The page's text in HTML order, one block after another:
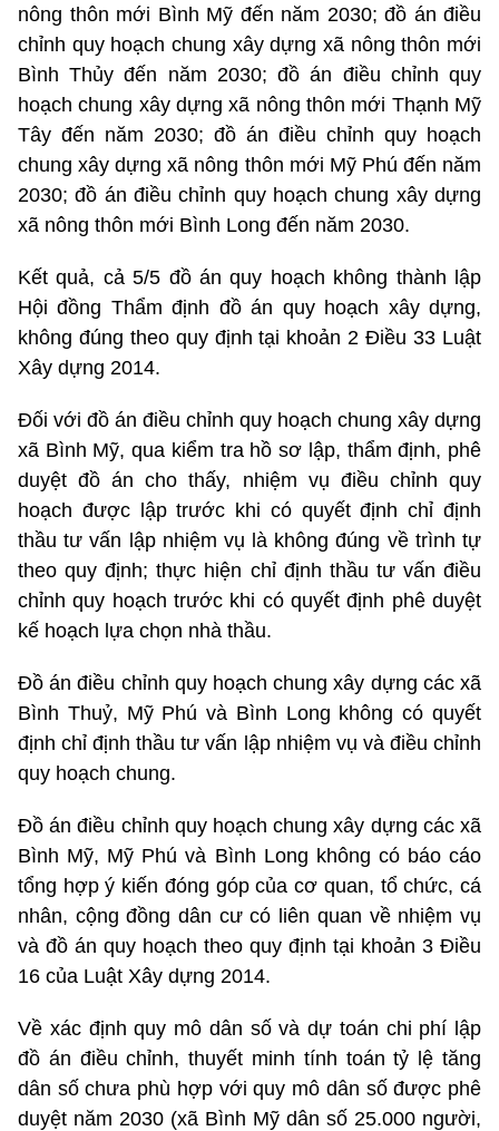
nông thôn mới Bình Mỹ đến năm 2030; đồ án điều
chỉnh quy hoạch chung xây dựng xã nông thôn mới
Bình Thủy đến năm 2030; đồ án điều chỉnh quy
hoạch chung xây dựng xã nông thôn mới Thạnh Mỹ
Tây đến năm 2030; đồ án điều chỉnh quy hoạch
chung xây dựng xã nông thôn mới Mỹ Phú đến năm
2030; đồ án điều chỉnh quy hoạch chung xây dựng
xã nông thôn mới Bình Long đến năm 2030.
Kết quả, cả 5/5 đồ án quy hoạch không thành lập
Hội đồng Thẩm định đồ án quy hoạch xây dựng,
không đúng theo quy định tại khoản 2 Điều 33 Luật
Xây dựng 2014.
Đối với đồ án điều chỉnh quy hoạch chung xây dựng
xã Bình Mỹ, qua kiểm tra hồ sơ lập, thẩm định, phê
duyệt đồ án cho thấy, nhiệm vụ điều chỉnh quy
hoạch được lập trước khi có quyết định chỉ định
thầu tư vấn lập nhiệm vụ là không đúng về trình tự
theo quy định; thực hiện chỉ định thầu tư vấn điều
chỉnh quy hoạch trước khi có quyết định phê duyệt
kế hoạch lựa chọn nhà thầu.
Đồ án điều chỉnh quy hoạch chung xây dựng các xã
Bình Thuỷ, Mỹ Phú và Bình Long không có quyết
định chỉ định thầu tư vấn lập nhiệm vụ và điều chỉnh
quy hoạch chung.
Đồ án điều chỉnh quy hoạch chung xây dựng các xã
Bình Mỹ, Mỹ Phú và Bình Long không có báo cáo
tổng hợp ý kiến đóng góp của cơ quan, tổ chức, cá
nhân, cộng đồng dân cư có liên quan về nhiệm vụ
và đồ án quy hoạch theo quy định tại khoản 3 Điều
16 của Luật Xây dựng 2014.
Về xác định quy mô dân số và dự toán chi phí lập
đồ án điều chỉnh, thuyết minh tính toán tỷ lệ tăng
dân số chưa phù hợp với quy mô dân số được phê
duyệt năm 2030 (xã Bình Mỹ dân số 25.000 người,